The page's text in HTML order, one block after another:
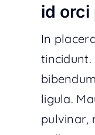
id orci
In
tincidunt.
ligula.
pulvinar,